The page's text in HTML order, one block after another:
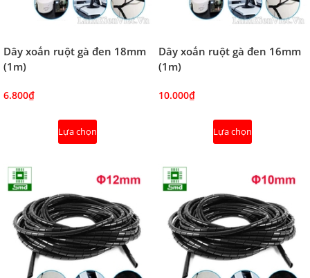
Dây xoắn ruột gà đen 18mm
(1m)
6.800₫
Lựa chọn
Dây xoắn ruột gà đen 16mm
(1m)
10.000₫
Lựa chọn